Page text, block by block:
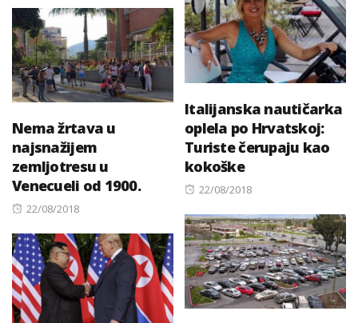
Italijanska nautičarka
oplela po Hrvatskoj:
Turiste čerupaju kao
kokoške
Posted
22/08/2018
Nema žrtava u
najsnažijem
zemljotresu u
Venecueli od 1900.
Posted
22/08/2018